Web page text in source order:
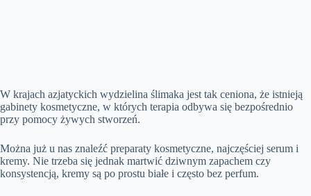
W krajach azjatyckich wydzielina ślimaka jest tak ceniona, że ​​istnieją
gabinety kosmetyczne, w których terapia odbywa się bezpośrednio
przy pomocy żywych stworzeń.
Można już u nas znaleźć preparaty kosmetyczne, najczęściej serum i
kremy. Nie trzeba się jednak martwić dziwnym zapachem czy
konsystencją, kremy są po prostu białe i często bez perfum.